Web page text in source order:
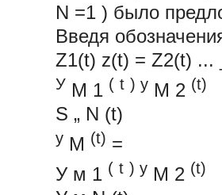
N =1 ) было
Введя
Z1(t) z(t) = Z2(t) ...
У М 1 ( t ) y M 2 (t)
S „ N (t)
y M (t) =
У м 1 ( t ) y M 2 (t)